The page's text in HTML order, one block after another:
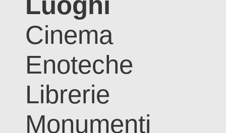
Cinema
Enoteche
Librerie
Monumenti